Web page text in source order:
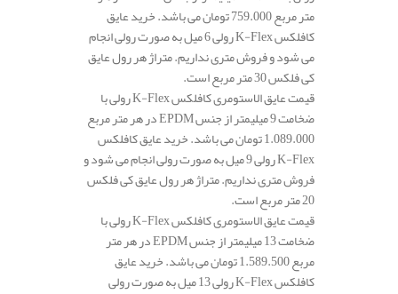
متر مربع 759.000 تومان می باشد. خرید عایق
کافلکس K-Flex رولی 6 میل به صورت رولی انجام
می شود و فروش متری نداریم. متراژ هر رول عایق
کی فلکس 30 متر مربع است.
قیمت عایق الاستومری کافلکس K-Flex رولی با
ضخامت 9 میلیمتر از جنس EPDM در هر متر مربع
1.089.000 تومان می باشد. خرید عایق کافلکس
K-Flex رولی 9 میل به صورت رولی انجام می شود و
فروش متری نداریم. متراژ هر رول عایق کی فلکس
20 متر مربع است.
قیمت عایق الاستومری کافلکس K-Flex رولی با
ضخامت 13 میلیمتر از جنس EPDM در هر متر
مربع 1.589.500 تومان می باشد. خرید عایق
کافلکس K-Flex رولی 13 میل به صورت رولی